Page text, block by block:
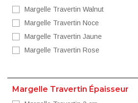
Margelle Travertin Walnut
Margelle Travertin Noce
Margelle Travertin Jaune
Margelle Travertin Rose
Margelle Travertin Épaisseur